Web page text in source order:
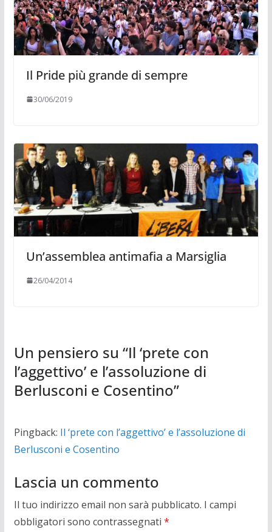
Il Pride più grande di sempre
30/06/2019
Un’assemblea antimafia a Marsiglia
26/04/2014
Un pensiero su “Il ‘prete con
l’aggettivo’ e l’assoluzione di
Berlusconi e Cosentino”
Pingback: Il ‘prete con l’aggettivo’ e l’assoluzione di
Berlusconi e Cosentino
Lascia un commento
Il tuo indirizzo email non sarà pubblicato. I campi
obbligatori sono contrassegnati *